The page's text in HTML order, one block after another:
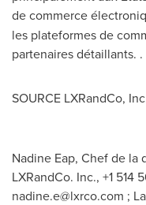
de commerce
les plateformes de
partenaires détaillants. .
SOURCE LXRandCo,
Nadine Eap, Chef de
LXRandCo. Inc., +1 514
nadine.e@lxrco.com ;